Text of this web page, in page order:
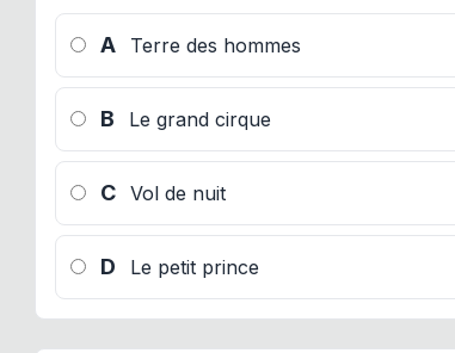
A Terre des hommes
B Le grand cirque
C Vol de nuit
D Le petit prince